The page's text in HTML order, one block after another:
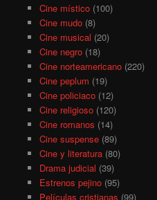
Cine místico(100)
Cine mudo(8)
Cine musical (20)
Cine negro(18)
Cine norteamericano(220)
Cine peplum (19)
Cine policiaco(12)
Cine religioso(120)
Cine romanos (14)
Cine suspense(89)
Cine y literatura(80)
Drama judicial (39)
Estrenos pejino(95)
Películas cristianas (99)